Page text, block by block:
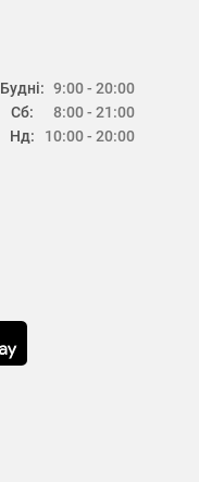
Будні:
Сб:
Нд:
9:00 - 20:00
8:00 - 21:00
10:00 - 20:00